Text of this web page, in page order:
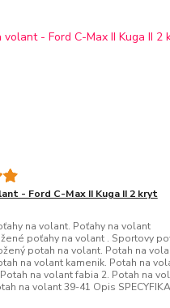
- Ford C-Max II Kuga II 2 kryt
na volant. Poťahy na volant
poťahy na volant . Sportovy
potah na volant. Potah na
na volant kamenik. Potah na
na volant fabia 2. Potah na
na volant 39-41 Opis